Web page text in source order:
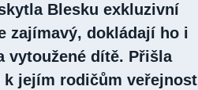
Blesku exkluzivní
zajímavý, dokládají ho i
vytoužené dítě. Přišla
k jejím rodičům veřejnost